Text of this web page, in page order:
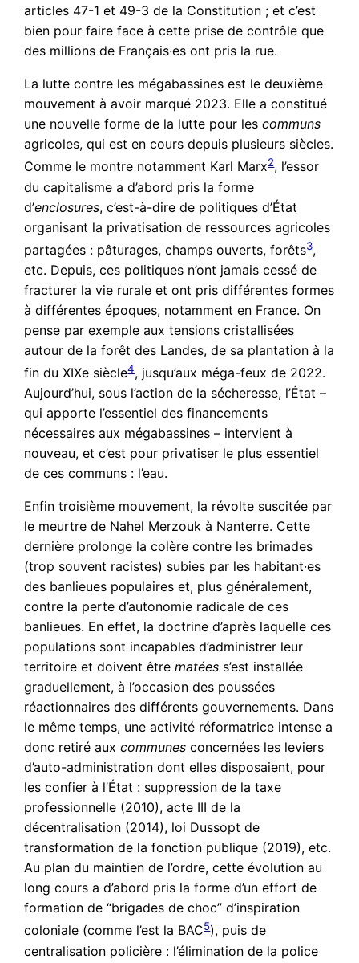
articles 47-1 et 49-3 de la Constitution ; et c’est
bien pour faire face à cette prise de contrôle que
des millions de Français·es ont pris la rue.
La lutte contre les mégabassines est le deuxième
mouvement à avoir marqué 2023. Elle a constitué
une nouvelle forme de la lutte pour lescommuns
agricoles, qui est en cours depuis plusieurs siècles.
Comme le montre notamment Karl Marx2, l’essor
du capitalisme a d’abord pris la forme
d’enclosures, c’est-à-dire de politiques d’État
organisant la privatisation de ressources agricoles
partagées : pâturages, champs ouverts, forêts3,
etc. Depuis, ces politiques n’ont jamais cessé de
fracturer la vie rurale et ont pris différentes formes
à différentes époques, notamment en France. On
pense par exemple aux tensions cristallisées
autour de la forêt des Landes, de sa plantation à la
fin du XIXe siècle4, jusqu’aux méga-feux de 2022.
Aujourd’hui, sous l’action de la sécheresse, l’État –
qui apporte l’essentiel des financements
nécessaires aux mégabassines – intervient à
nouveau, et c’est pour privatiser le plus essentiel
de ces communs : l’eau.
Enfin troisième mouvement, la révolte suscitée par
le meurtre de Nahel Merzouk à Nanterre. Cette
dernière prolonge la colère contre les brimades
(trop souvent racistes) subies par les habitant·es
des banlieues populaires et, plus généralement,
contre la perte d’autonomie radicale de ces
banlieues. En effet, la doctrine d’après laquelle ces
populations sont incapables d’administrer leur
territoire et doivent êtrematées s’est installée
graduellement, à l’occasion des poussées
réactionnaires des différents gouvernements. Dans
le même temps, une activité réformatrice intense a
donc retiré auxcommunes concernées les leviers
d’auto-administration dont elles disposaient, pour
les confier à l’État : suppression de la taxe
professionnelle (2010), acte III de la
décentralisation (2014), loi Dussopt de
transformation de la fonction publique (2019), etc.
Au plan du maintien de l’ordre, cette évolution au
long cours a d’abord pris la forme d’un effort de
formation de “brigades de choc” d’inspiration
coloniale (comme l’est la BAC5), puis de
centralisation policière : l’élimination de la police